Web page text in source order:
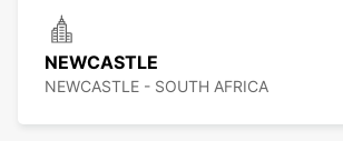
NEWCASTLE
NEWCASTLE - SOUTH AFRICA